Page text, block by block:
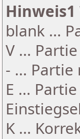
Hinweis1
blank ...
V ...
- ...
E ...
K ...